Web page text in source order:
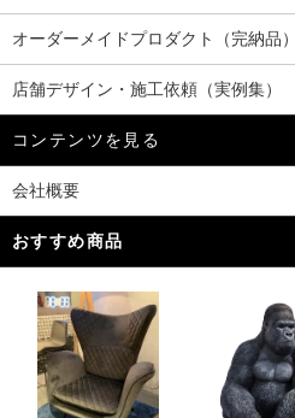
オーダーメイドプロダクト（完納品）
店舗デザイン・施工依頼（実例集）
コンテンツを見る
会社概要
おすすめ商品